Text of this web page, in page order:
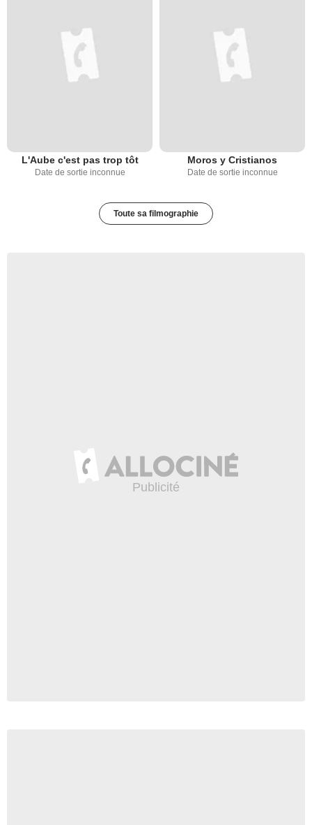
L'Aube c'est pas trop tôt
Date de sortie inconnue
Moros y Cristianos
Date de sortie inconnue
Toute sa filmographie